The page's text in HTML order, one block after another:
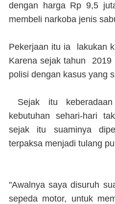
dengan harga Rp 9,5
membeli narkoba jenis
Pekerjaan itu ia lakukan
Karena sejak tahun 2019
polisi dengan kasus yang
Sejak itu keberadaan
kebutuhan sehari-hari
sejak itu suaminya
terpaksa menjadi tulang
"Awalnya saya disuruh
sepeda motor, untuk